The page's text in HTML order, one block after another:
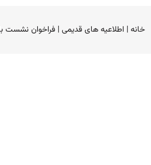
خانه| اطلاعیه های قدیمی| فراخوان نشست